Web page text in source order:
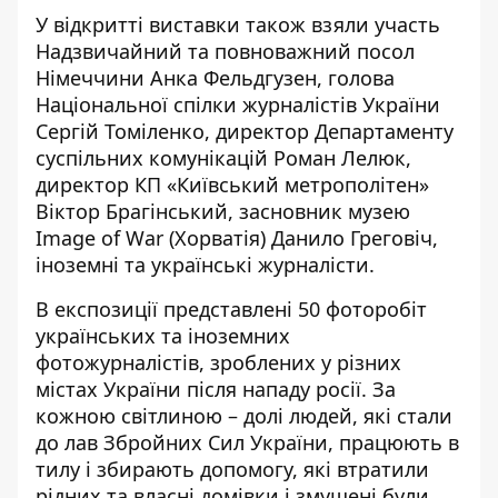
У відкритті виставки також взяли участь
Надзвичайний та повноважний посол
Німеччини Анка Фельдгузен, голова
Національної спілки журналістів України
Сергій Томіленко, директор Департаменту
суспільних комунікацій Роман Лелюк,
директор КП «Київський метрополітен»
Віктор Брагінський, засновник музею
Image of War (Хорватія) Данило Греговіч,
іноземні та українські журналісти.
В експозиції представлені 50 фоторобіт
українських та іноземних
фотожурналістів, зроблених у різних
містах України після нападу росії. За
кожною світлиною – долі людей, які стали
до лав Збройних Сил України, працюють в
тилу і збирають допомогу, які втратили